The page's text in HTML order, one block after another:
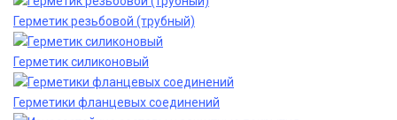
Герметик резьбовой (трубный)
Герметик силиконовый
Герметики фланцевых соединений